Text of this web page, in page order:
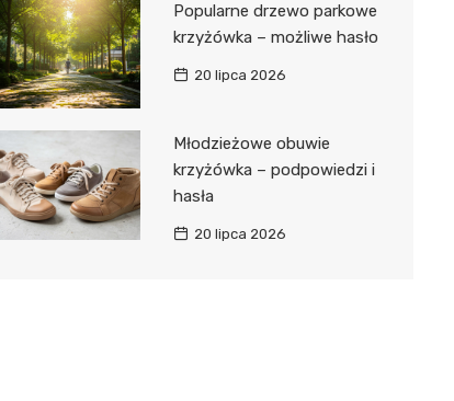
Popularne drzewo parkowe
krzyżówka – możliwe hasło
20 lipca 2026
Młodzieżowe obuwie
krzyżówka – podpowiedzi i
hasła
20 lipca 2026